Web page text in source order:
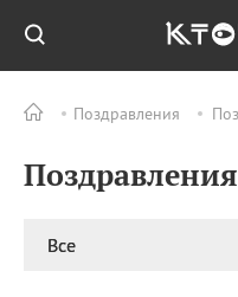
Поздравления
Все